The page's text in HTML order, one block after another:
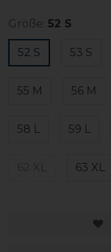
Größe: 52 S
52 S 53 S
55 M 56 M
58 L 59 L
63 XL